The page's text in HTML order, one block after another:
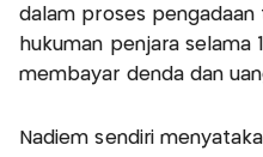
dalam proses
hukuman penjara selama
membayar denda dan
Nadiem sendiri